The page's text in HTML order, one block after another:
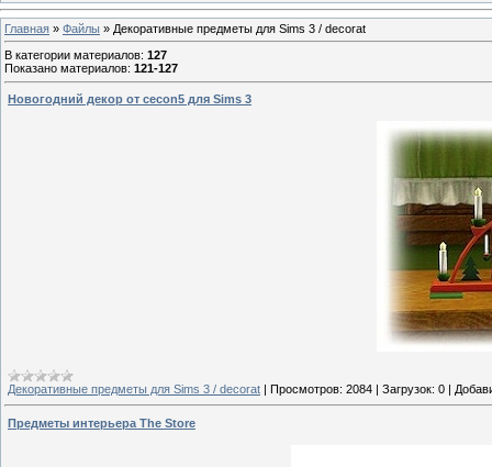
Главная » Файлы » Декоративные предметы для Sims 3 / decorat
В категории материалов: 127
Показано материалов: 121-127
Новогодний декор от cecon5 для Sims 3
Декоративные предметы для Sims 3 / decorat | Просмотров: 2084 | Загрузок: 0 |
Предметы интерьера The Store